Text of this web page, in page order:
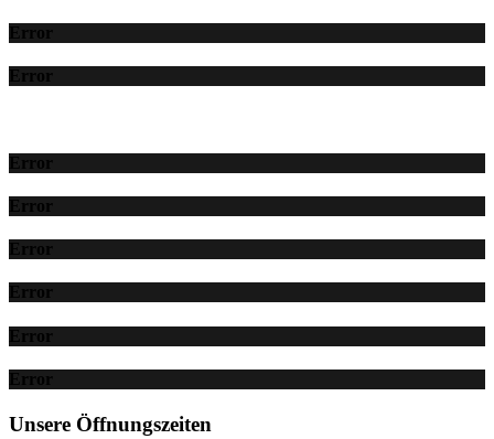
Error
Error
Error
Error
Error
Error
Error
Error
Unsere Öffnungszeiten